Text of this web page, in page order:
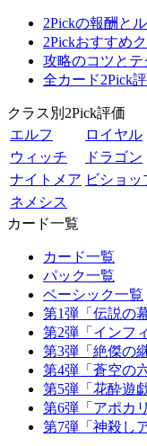
2Pickの報酬と
2Pickおすすめ
攻略のコツとテ
全カード2Pick
クラス別2Pick評価
エルフ
ロイヤル
ウィッチ
ドラゴン
ナイトメア ビショッ
ネメシス
カード一覧
カード一覧
パック一覧
ベーシック一覧
第1弾「伝説の
第2弾「インフ
第3弾「絶傑の
第4弾「蒼空の
第5弾「花酔遊戯
第6弾「アポカ
第7弾「神殺し